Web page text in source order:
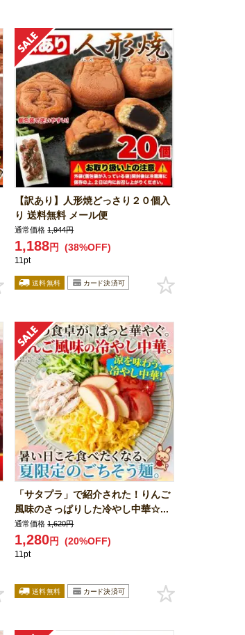
【訳あり】人形焼どっさり２０個入
り 送料無料 メール便
通常価格 1,944円
1,188円 (38%OFF)
11pt
「サタプラ」で紹介された！りんご
風味のさっぱりした冷やし中華☆...
通常価格 1,620円
1,280円 (20%OFF)
11pt